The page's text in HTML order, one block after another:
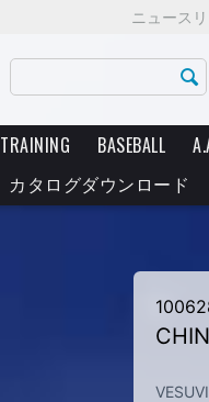
ニュース
TRAINING BASEBALL
カタログダウンロード